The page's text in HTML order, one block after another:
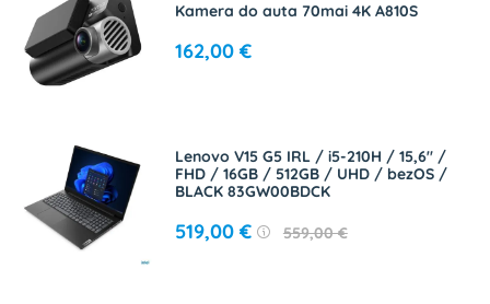
Kamera do auta 70mai 4K A810S
162,00 €
Lenovo V15 G5 IRL / i5-210H / 15,6" /
FHD / 16GB / 512GB / UHD / bezOS /
BLACK 83GW00BDCK
519,00 € 559,00 €